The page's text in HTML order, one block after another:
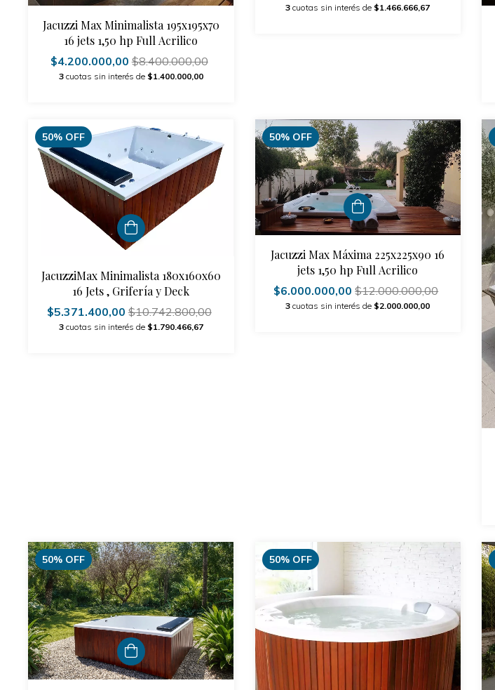
Jacuzzi Max Minimalista 195x195x70
16 jets 1,50 hp Full Acrilico
$4.200.000,00$8.400.000,00
3 cuotas sin interés de $1.400.000,00
3 cuotas sin interés de $1.466.666,67
50% OFF
JacuzziMax Minimalista 180x160x60
16 Jets , Grifería y Deck
$5.371.400,00$10.742.800,00
3 cuotas sin interés de $1.790.466,67
50% OFF
Jacuzzi Max Máxima 225x225x90 16
jets 1,50 hp Full Acrilico
$6.000.000,00$12.000.000,00
3 cuotas sin interés de $2.000.000,00
50% OFF 50% OFF